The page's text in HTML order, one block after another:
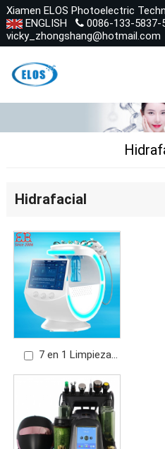
Xiamen ELOS Photoelectric
ENGLISH
0086-133-5837-
vicky_zhongshang@hotmail.com
Hidrafacial
7 en 1 Limpieza
Facial+Micro
Dermoabrasión+Analizador
de Piel